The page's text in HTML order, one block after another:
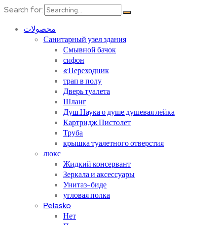
Search for:
محصولات
Санитарный узел здания
Смывной бачок
сифон
«Переходник
трап в полу
Дверь туалета
Шланг
Душ.Наука о душе.душевая лейка
Картридж.Пистолет
Труба
крышка туалетного отверстия
люкс
Жидкий консервант
Зеркала и аксессуары
Унитаз-биде
угловая полка
Pelasko
Нет